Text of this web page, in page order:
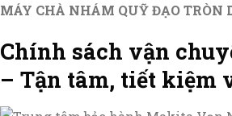
MÁY CHÀ NHÁM QUỸ ĐẠO TRÒN
Chính sách vận
– Tận tâm, tiết kiệm